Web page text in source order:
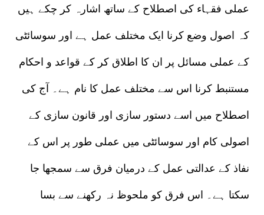
عملی فقہاء کی اصطلاح کے ساتھ اشارہ کر چکے ہیں
کہ اصول وضع کرنا ایک مختلف عمل ہے اور سوسائٹی
کے عملی مسائل پر ان کا اطلاق کر کے قواعد و احکام
مستنبط کرنا اس سے مختلف عمل کا نام ہے۔ آج کی
اصطلاح میں اسے دستور سازی اور قانون سازی کے
اصولی کام اور سوسائٹی میں عملی طور پر اس کے
نفاذ کے عدالتی عمل کے درمیان فرق سے سمجھا جا
سکتا ہے۔ اس فرق کو ملحوظ نہ رکھنے سے بسا